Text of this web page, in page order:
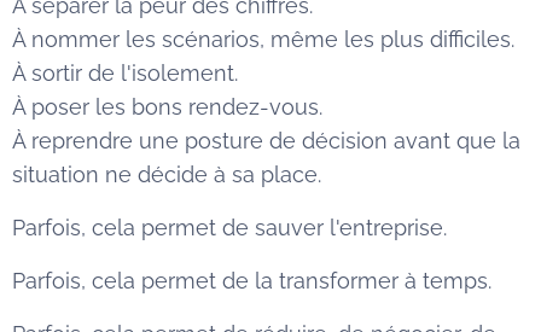
À séparer la peur des chiffres.
À nommer les scénarios, même les plus difficiles.
À sortir de l'isolement.
À poser les bons rendez-vous.
À reprendre une posture de décision avant que la
situation ne décide à sa place.
Parfois, cela permet de sauver l'entreprise.
Parfois, cela permet de la transformer à temps.